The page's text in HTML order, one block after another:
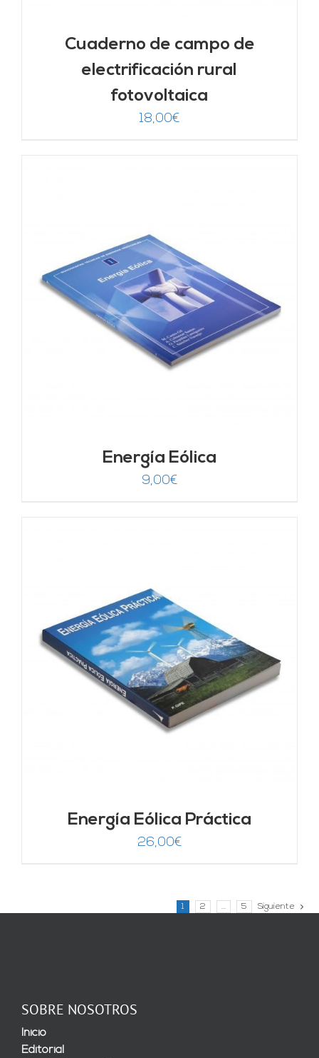
Cuaderno de campo de
electrificación rural
fotovoltaica
18,00€
Energía Eólica
9,00€
Energía Eólica Práctica
26,00€
1 2 … 5 Siguiente
SOBRE NOSOTROS
Inicio
Editorial